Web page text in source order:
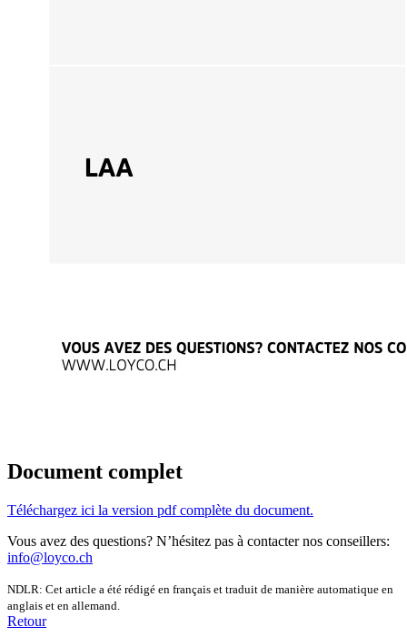
Document complet
Téléchargez ici la version pdf complète du document.
Vous avez des questions? N’hésitez pas à contacter nos conseillers:
info@loyco.ch
NDLR: Cet article a été rédigé en français et traduit de manière automatique en
anglais et en allemand.
Retour